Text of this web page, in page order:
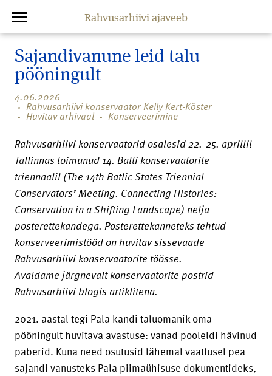
Rahvusarhiivi ajaveeb
Sajandivanune leid talu
pööningult
4.06.2026
Rahvusarhiivi konservaator Kelly Kert-Köster
Huvitav arhivaal Konserveerimine
Rahvusarhiivi konservaatorid osalesid 22.-25. aprillil
Tallinnas toimunud 14. Balti konservaatorite
triennaalil (The 14th Batlic States Triennial
Conservators’ Meeting. Connecting Histories:
Conservation in a Shifting Landscape) nelja
posterettekandega. Posterettekanneteks tehtud
konserveerimistööd on huvitav sissevaade
Rahvusarhiivi konservaatorite töösse.
Avaldame järgnevalt konservaatorite postrid
Rahvusarhiivi blogis artiklitena.
2021. aastal tegi Pala kandi taluomanik oma
pööningult huvitava avastuse: vanad pooleldi hävinud
paberid. Kuna need osutusid lähemal vaatlusel pea
sajandi vanusteks Pala piimaühisuse dokumentideks,